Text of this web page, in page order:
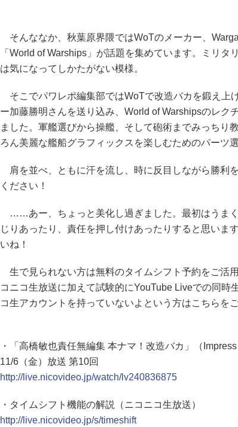
そんななか、秋葉原界隈ではWoTのメーカー、
「World of Warships」が話題を集めています。ミリタ
は気になってしかたがない模様。
そこでパワレポ編集部ではWoTで改造バカを鍛え上
ー加藤勝明さんを送り込み、World of Warshipsのレク
ました。軍艦選びから操艦、そして砲術までみっちり
ろん美麗な艦船グラフィックスを楽しむためのパーツ
肩を並べ、ともに汗を流し、時に反目しながら勝利
ください！
……あー、ちょっと美化し過ぎました。最初はうま
じりあったり、責任を押し付けあったりすると思いま
いね！
生で見られない方は無料のタイムシフト予約をご活
コニコ生放送に加えて試験的にYouTube Liveでの同時
コ生アカウントを持っていないよという方はこちらを
・「高橋敏也責任無編集 本ナマ！改造バカ」（Impress
11/6（金）放送 第10回
http://live.nicovideo.jp/watch/lv240836875
・タイムシフト機能の解説（ニコニコ生放送）
http://live.nicovideo.jp/s/timeshift